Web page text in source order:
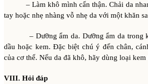
– Làm khô mình cẩn thận. Chải da
tay hoặc nhẹ nhàng vỗ nhẹ da với một khăn
– Dưỡng ẩm da. Dưỡng ẩm da trong
dầu hoặc kem. Đặc biệt chú ý đến chân,
của cơ thể. Nếu da đã khô, hãy dùng loại
VIII. Hỏi đáp